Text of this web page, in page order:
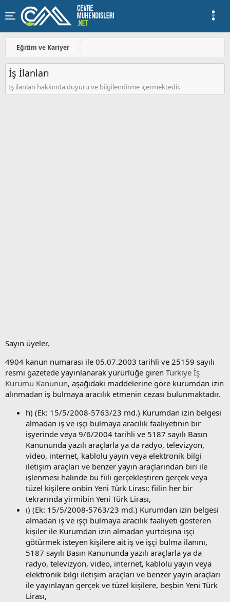
Eğitim ve Kariyer
İş İlanları
İş ilanları hakkında duyuru ve bilgilendirme içermektedir.
Sayın üyeler,
4904 kanun numarası ile 05.07.2003 tarihli ve 25159 sayılı
resmi gazetede yayınlanarak yürürlüğe giren Türkiye İş
Kurumu Kanunun, aşağıdaki maddelerine göre kurumdan izin
alınmadan iş bulmaya aracılık etmenin cezası bulunmaktadır.
h) (Ek: 15/5/2008-5763/23 md.) Kurumdan izin belgesi
almadan iş ve işçi bulmaya aracılık faaliyetinin bir
işyerinde veya 9/6/2004 tarihli ve 5187 sayılı Basın
Kanununda yazılı araçlarla ya da radyo, televizyon,
video, internet, kablolu yayın veya elektronik bilgi
iletişim araçları ve benzer yayın araçlarından biri ile
işlenmesi halinde bu fiili gerçekleştiren gerçek veya
tüzel kişilere onbin Yeni Türk Lirası; fiilin her bir
tekrarında yirmibin Yeni Türk Lirası,
ı) (Ek: 15/5/2008-5763/23 md.) Kurumdan izin belgesi
almadan iş ve işçi bulmaya aracılık faaliyeti gösteren
kişiler ile Kurumdan izin almadan yurtdışına işçi
götürmek isteyen kişilere ait iş ve işçi bulma ilanını,
5187 sayılı Basın Kanununda yazılı araçlarla ya da
radyo, televizyon, video, internet, kablolu yayın veya
elektronik bilgi iletişim araçları ve benzer yayın araçları
ile yayınlayan gerçek ve tüzel kişilere, beşbin Yeni Türk
Lirası,